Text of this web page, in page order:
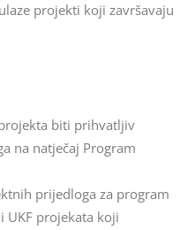
projekti koji završavaju
biti prihvatljiv
na natječaj Program
prijedloga za program
UKF projekata koji